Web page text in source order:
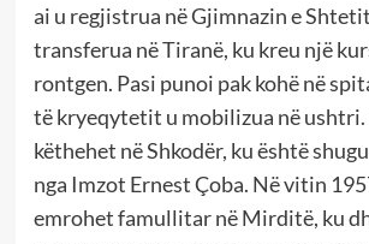
ai u regjistrua në Gjimnazin e
transferua në Tiranë, ku kreu një
rontgen. Pasi punoi pak kohë në
të kryeqytetit u mobilizua në ushtri.
këthehet në Shkodër, ku është
nga Imzot Ernest Çoba. Në vitin
emrohet famullitar në Mirditë, ku